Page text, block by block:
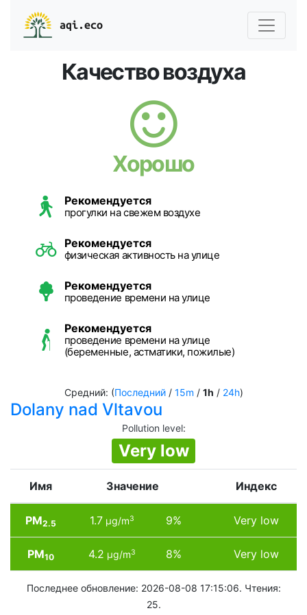
aqi.eco
Качество воздуха
Хорошо
Рекомендуется
прогулки на свежем воздухе
Рекомендуется
физическая активность на улице
Рекомендуется
проведение времени на улице
Рекомендуется
проведение времени на улице
(беременные, астматики, пожилые)
Средний: (Последний/ 15m / 1h / 24h)
Dolany nad Vltavou
Pollution level:
Very low
Имя Значение Индекс
PM2.5 1.7µg/m3 9% Very low
PM10 4.2 µg/m3 8% Very low
Последнее обновление: 2026-08-08 17:15:06. Чтения:
25.